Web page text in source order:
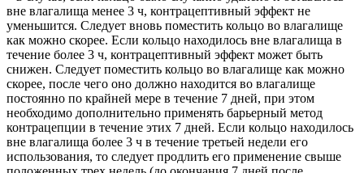
вне влагалища менее 3 ч, контрацептивный эффект не
уменьшится. Следует вновь поместить кольцо во влагалище
как можно скорее. Если кольцо находилось вне влагалища в
течение более 3 ч, контрацептивный эффект может быть
снижен. Следует поместить кольцо во влагалище как можно
скорее, после чего оно должно находится во влагалище
постоянно по крайней мере в течение 7 дней, при этом
необходимо дополнительно применять барьерный метод
контрацепции в течение этих 7 дней. Если кольцо находилось
вне влагалища более 3 ч в течение третьей недели его
использования, то следует продлить его применение свыше